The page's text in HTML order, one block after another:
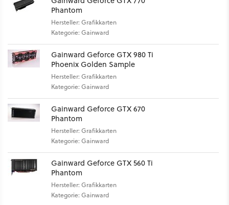
Phantom
Hersteller: Grafikkarten
Kategorie: Gainward
Gainward Geforce GTX 980 Ti
Phoenix Golden Sample
Hersteller: Grafikkarten
Kategorie: Gainward
Gainward Geforce GTX 670
Phantom
Hersteller: Grafikkarten
Kategorie: Gainward
Gainward Geforce GTX 560 Ti
Phantom
Hersteller: Grafikkarten
Kategorie: Gainward